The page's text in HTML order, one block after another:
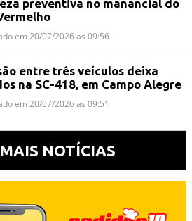
preventiva no manancial do
em 20/07/2026 as 09:56
entre três veículos deixa
na SC-418, em Campo Alegre
em 20/07/2026 as 09:51
NOTÍCIAS